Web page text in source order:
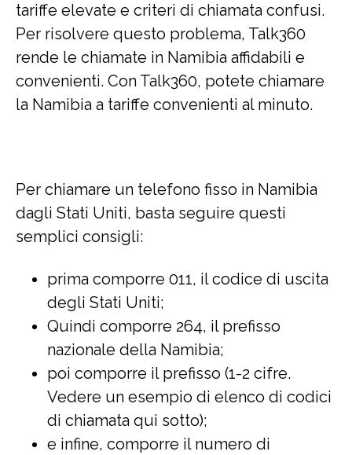
tariffe elevate e criteri di chiamata confusi.
Per risolvere questo problema, Talk360
rende le chiamate in Namibia affidabili e
convenienti. Con Talk360, potete chiamare
la Namibia a tariffe convenienti al minuto.
Per chiamare un telefono fisso in Namibia
dagli Stati Uniti, basta seguire questi
semplici consigli:
prima comporre 011, il codice di uscita
degli Stati Uniti;
Quindi comporre 264, il prefisso
nazionale della Namibia;
poi comporre il prefisso (1-2 cifre.
Vedere un esempio di elenco di codici
di chiamata qui sotto);
e infine, comporre il numero di